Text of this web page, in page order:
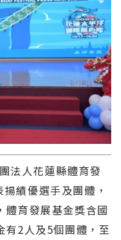
法人花蓮縣體育發
績優選手及團體，
體育發展基金獎含國
有2人及5個團體，至